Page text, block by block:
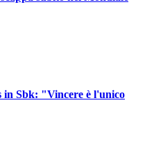
in Sbk: "Vincere è l'unico